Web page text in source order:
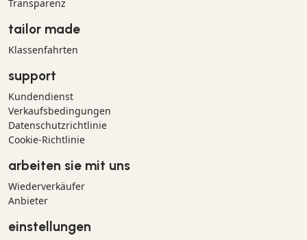
Transparenz
tailor made
Klassenfahrten
support
Kundendienst
Verkaufsbedingungen
Datenschutzrichtlinie
Cookie-Richtlinie
arbeiten sie mit uns
Wiederverkäufer
Anbieter
einstellungen